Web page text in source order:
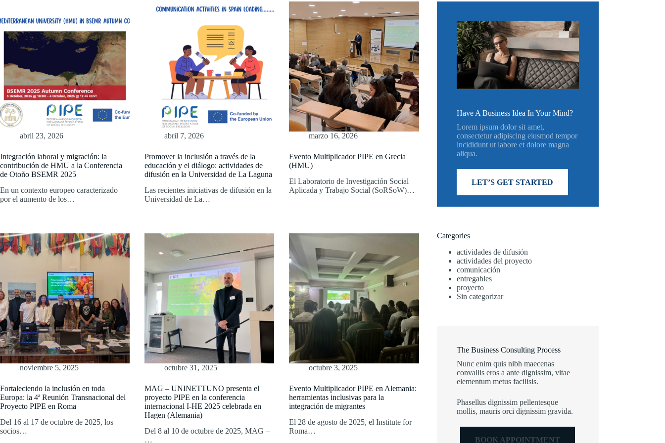
abril 23, 2026
Integración laboral y migración: la
contribución de HMU a la Conferencia
de Otoño BSEMR 2025
En un contexto europeo caracterizado
por el aumento de los…
abril 7, 2026
Promover la inclusión a través de la
educación y el diálogo: actividades de
difusión en la Universidad de La Laguna
Las recientes iniciativas de difusión en la
Universidad de La…
marzo 16, 2026
Evento Multiplicador PIPE en Grecia
(HMU)
El Laboratorio de Investigación Social
Aplicada y Trabajo Social (SoRSoW)…
noviembre 5, 2025
Fortaleciendo la inclusión en toda
Europa: la 4ª Reunión Transnacional del
Proyecto PIPE en Roma
Del 16 al 17 de octubre de 2025, los
socios…
octubre 31, 2025
MAG – UNINETTUNO presenta el
proyecto PIPE en la conferencia
internacional I-HE 2025 celebrada en
Hagen (Alemania)
Del 8 al 10 de octubre de 2025, MAG –
…
octubre 3, 2025
Evento Multiplicador PIPE en Alemania:
herramientas inclusivas para la
integración de migrantes
El 28 de agosto de 2025, el Institute for
Roma…
Have A Business Idea In Your Mind?
Lorem ipsum dolor sit amet,
consectetur adipiscing eiusmod tempor
incididunt ut labore et dolore magna
aliqua.
LET’S GET STARTED
Categories
actividades de difusión
actividades del proyecto
comunicación
entregables
proyecto
Sin categorizar
The Business Consulting Process
Nunc enim quis nibh maecenas
convallis eros a ante dignissim, vitae
elementum metus facilisis.
Phasellus dignissim pellentesque
mollis, mauris orci dignissim gravida.
BOOK APPOINTMENT